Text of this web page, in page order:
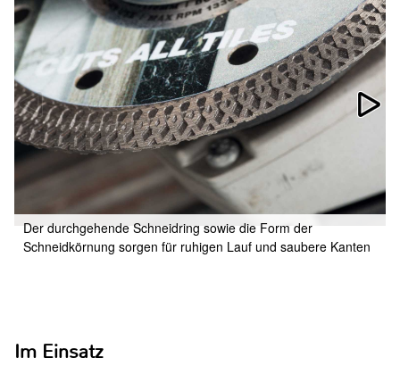
Der durchgehende Schneidring sowie die Form der
Schneidkörnung sorgen für ruhigen Lauf und saubere Kanten
Im Einsatz